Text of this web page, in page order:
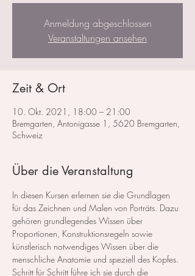
Anmeldung abgeschlossen
Veranstaltungen ansehen
Zeit & Ort
10. Okt. 2021, 18:00 – 21:00
Bremgarten, Antonigasse 1, 5620 Bremgarten,
Schweiz
Über die Veranstaltung
In diesen Kursen erlernen sie die Grundlagen
für das Zeichnen und Malen von Porträts. Dazu
gehören grundlegendes Wissen über
Proportionen, Konstruktionsregeln sowie
künstlerisch notwendiges Wissen über die
menschliche Anatomie und speziell des Kopfes.
Schritt für Schritt führe ich sie durch die